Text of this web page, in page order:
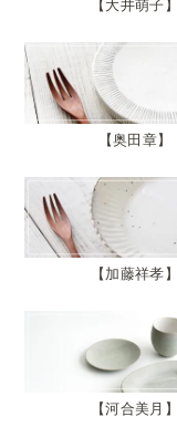
大井萌子
奥田章
加藤祥孝
河合美月